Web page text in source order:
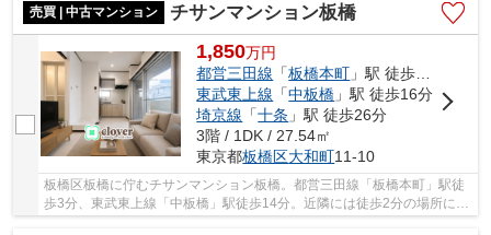
売買 | 中古マンション チサンマンション板橋
1,850万円
都営三田線 「板橋本町 」駅 徒歩3分
東武東上線 「中板橋 」駅 徒歩16分
埼京線 「十条 」駅 徒歩26分
3階 / 1DK / 27.54㎡
東京都板橋区大和町11-10
板橋区板橋に佇むチサンマンション板橋。都営三田線「板橋本町」駅徒
歩3分、東武東上線「中板橋」駅徒歩14分。近隣には徒歩2分の場所にス
ーパー「まいばすけっと」や、徒歩3分の場所に...